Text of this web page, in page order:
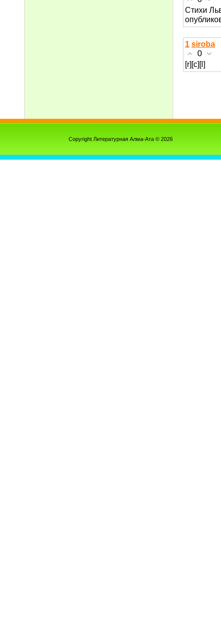
Стихи
1 siroba
0
[r][c][l]
Copyright Литературная Алма-Ата © 2026